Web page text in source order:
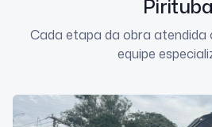
Pirituba
Cada etapa da obra
equipe